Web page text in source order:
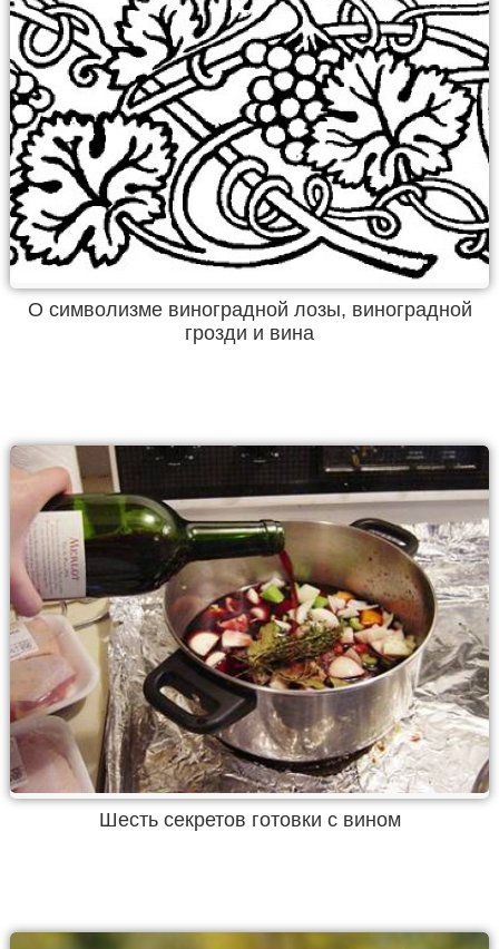
О символизме виноградной лозы, виноградной
грозди и вина
Шесть секретов готовки с вином